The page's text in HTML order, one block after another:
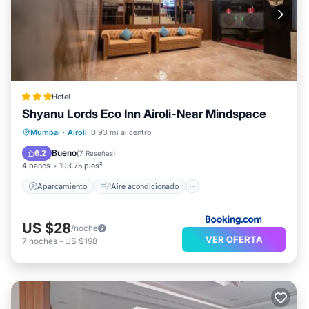
Hotel
Shyanu Lords Eco Inn Airoli-Near Mindspace
Mumbai · Airoli 0.93 mi al centro
6.2 Bueno(7 Reseñas)
4 baños 193.75 pies²
Aparcamiento Aire acondicionado
Aparcamiento
Aire acondicionado
Internet
US $28/noche
7 noches - US $198 VER OFERTA